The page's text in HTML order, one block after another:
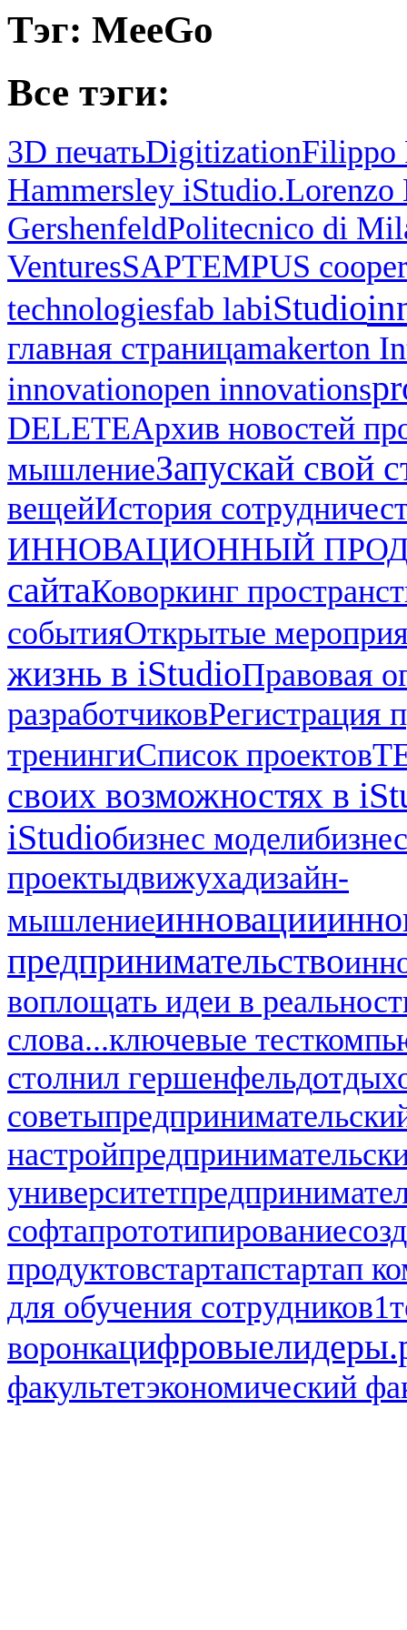
Тэг: MeeGo
Все тэги:
3D печатьDigitizationFilippo
Hammersley iStudio.Lorenzo
GershenfeldPolitecnico di
VenturesSAPTEMPUS
technologiesfab labiStudio
главная страницаmakerton
innovationopen innovations
DELETEАрхив новостей
мышлениеЗапускай свой
вещейИстория
ИННОВАЦИОННЫЙ
сайтаКоворкинг
событияОткрытые
жизнь в iStudioПравовая
разработчиковРегистрация
тренингиСписок проектов
своих возможностях в
iStudioбизнес модели
проектыдвижухадизайн-
мышлениеинновации
предпринимательство
воплощать идеи в
слова...ключевые тест
столнил гершенфельдотдых
советы
настрой
университет
софтапрототипирование
продуктовстартапстартап
для обучения сотрудников1
воронка
факультетэкономический